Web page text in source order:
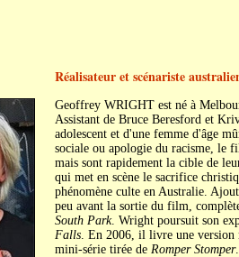
Réalisateur et scénariste
Geoffrey WRIGHT est né à
Assistant de Bruce Beresford et
adolescent et d'une femme d'âge
sociale ou apologie du racisme, le
mais sont rapidement la cible de
qui met en scène le sacrifice
phénomène culte en Australie.
peu avant la sortie du film,
South Park. Wright poursuit son
Falls. En 2006, il livre une version
mini-série tirée de Romper Stomper.